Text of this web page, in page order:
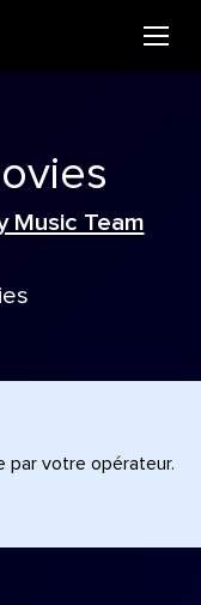
Music Team
par votre opérateur.